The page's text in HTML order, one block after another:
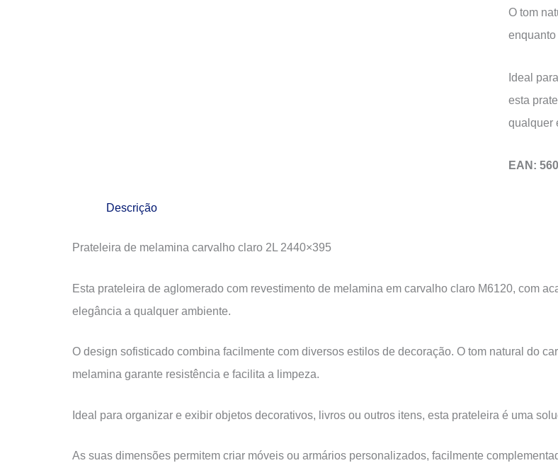
O tom
Ideal
esta
qualquer
EAN:
Descrição
Prateleira de melamina carvalho claro 2L 2440×395
Esta prateleira de aglomerado com revestimento de melamina em carvalho claro M6120, com
elegância a qualquer ambiente.
O design sofisticado combina facilmente com diversos estilos de decoração. O tom natural do
melamina garante resistência e facilita a limpeza.
Ideal para organizar e exibir objetos decorativos, livros ou outros itens, esta prateleira é uma
As suas dimensões permitem criar móveis ou armários personalizados, facilmente